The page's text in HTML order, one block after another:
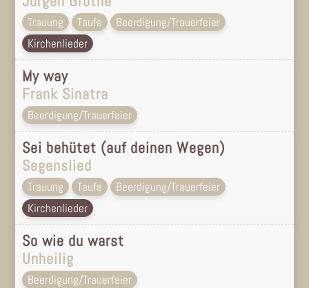
Trauung Taufe
Beerdigung/Trauerfeier
Kirchenlieder
My way
Frank Sinatra
Beerdigung/Trauerfeier
Sei behütet (auf deinen Wegen)
Segenslied
Trauung Taufe
Beerdigung/Trauerfeier
Kirchenlieder
So wie du warst
Unheilig
Beerdigung/Trauerfeier